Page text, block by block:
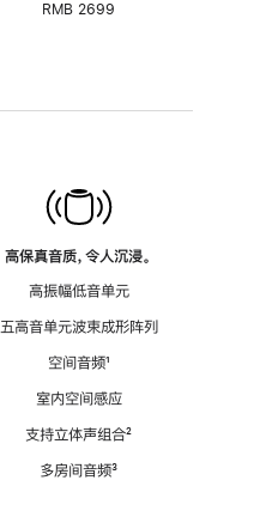
RMB 2699
高保真音质，令人沉浸。
高振幅低音单元
五高音单元波束成形阵列
空间音频脚
¹
室内空间感应
支持立体声组合脚
²
多房间音频脚
³